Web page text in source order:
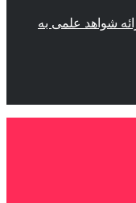
شواهد علمی به